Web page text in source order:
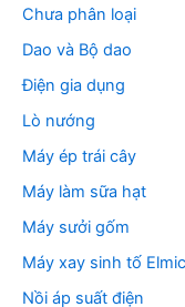
Chưa phân loại
Dao và Bộ dao
Điện gia dụng
Lò nướng
Máy ép trái cây
Máy làm sữa hạt
Máy sưởi gốm
Máy xay sinh tố
Nồi áp suất điện